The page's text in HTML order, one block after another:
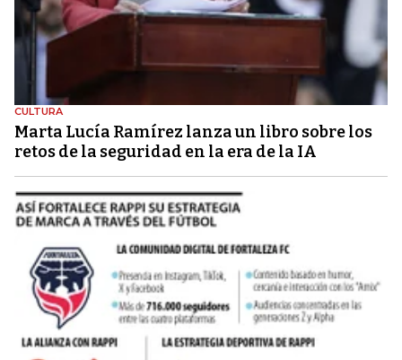
CULTURA
Marta Lucía Ramírez lanza un libro sobre los
retos de la seguridad en la era de la IA